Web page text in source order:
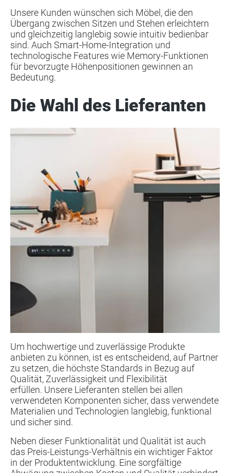
Unsere Kunden wünschen sich Möbel, die den
Übergang zwischen Sitzen und Stehen erleichtern
und gleichzeitig langlebig sowie intuitiv bedienbar
sind. Auch Smart-Home-Integration und
technologische Features wie Memory-Funktionen
für bevorzugte Höhenpositionen gewinnen an
Bedeutung.
Die Wahl des Lieferanten
Um hochwertige und zuverlässige Produkte
anbieten zu können, ist es entscheidend, auf Partner
zu setzen, die höchste Standards in Bezug auf
Qualität, Zuverlässigkeit und Flexibilität
erfüllen. Unsere Lieferanten stellen bei allen
verwendeten Komponenten sicher, dass verwendete
Materialien und Technologien langlebig, funktional
und sicher sind.
Neben dieser Funktionalität und Qualität ist auch
das Preis-Leistungs-Verhältnis ein wichtiger Faktor
in der Produktentwicklung. Eine sorgfältige